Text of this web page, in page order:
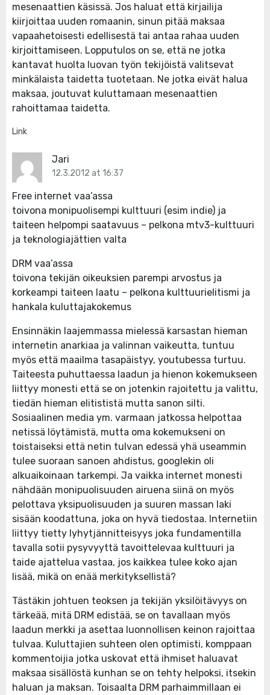
mesenaattien käsissä. Jos haluat että kirjailija
kiirjoittaa uuden romaanin, sinun pitää maksaa
vapaahetoisesti edellisestä tai antaa rahaa uuden
kirjoittamiseen. Lopputulos on se, että ne jotka
kantavat huolta luovan työn tekijöistä valitsevat
minkälaista taidetta tuotetaan. Ne jotka eivät halua
maksaa, joutuvat kuluttamaan mesenaattien
rahoittamaa taidetta.
Link
Jari
12.3.2012 at 16:37
Free internet vaa’assa
toivona monipuolisempi kulttuuri (esim indie) ja
taiteen helpompi saatavuus – pelkona mtv3-kulttuuri
ja teknologiajättien valta
DRM vaa’assa
toivona tekijän oikeuksien parempi arvostus ja
korkeampi taiteen laatu – pelkona kulttuurielitismi ja
hankala kuluttajakokemus
Ensinnäkin laajemmassa mielessä karsastan hieman
internetin anarkiaa ja valinnan vaikeutta, tuntuu
myös että maailma tasapäistyy, youtubessa turtuu.
Taiteesta puhuttaessa laadun ja hienon kokemukseen
liittyy monesti että se on jotenkin rajoitettu ja valittu,
tiedän hieman elitististä mutta sanon silti.
Sosiaalinen media ym. varmaan jatkossa helpottaa
netissä löytämistä, mutta oma kokemukseni on
toistaiseksi että netin tulvan edessä yhä useammin
tulee suoraan sanoen ahdistus, googlekin oli
alkuaikoinaan tarkempi. Ja vaikka internet monesti
nähdään monipuolisuuden airuena siinä on myös
pelottava yksipuolisuuden ja suuren massan laki
sisään koodattuna, joka on hyvä tiedostaa. Internetiin
liittyy tietty lyhytjännitteisyys joka fundamentilla
tavalla sotii pysyvyyttä tavoittelevaa kulttuuri ja
taide ajattelua vastaa, jos kaikkea tulee koko ajan
lisää, mikä on enää merkityksellistä?
Tästäkin johtuen teoksen ja tekijän yksilöitävyys on
tärkeää, mitä DRM edistää, se on tavallaan myös
laadun merkki ja asettaa luonnollisen keinon rajoittaa
tulvaa. Kuluttajien suhteen olen optimisti, komppaan
kommentoijia jotka uskovat että ihmiset haluavat
maksaa sisällöstä kunhan se on tehty helpoksi, itsekin
haluan ja maksan. Toisaalta DRM parhaimmillaan ei